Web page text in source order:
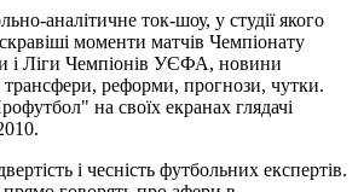
аналітичне ток-шоу, у студії якого
моменти матчів Чемпіонату
і Ліги Чемпіонів УЄФА, новини
трансфери, реформи, прогнози, чутки.
на своїх екранах глядачі
і чесність футбольних експертів.